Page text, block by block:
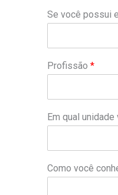
Se você possui
Profissão *
Em qual
Como você